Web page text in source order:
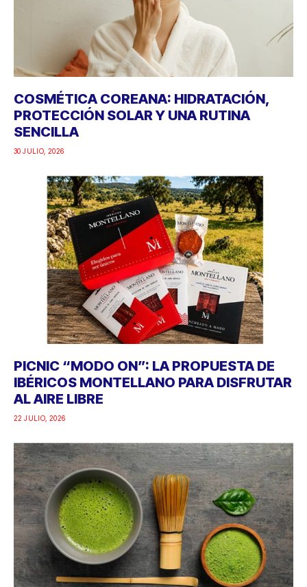
COSMÉTICA COREANA: HIDRATACIÓN,
PROTECCIÓN SOLAR Y UNA RUTINA
SENCILLA
30 JULIO, 2026
PICNIC “MODO ON”: LA PROPUESTA DE
IBÉRICOS MONTELLANO PARA DISFRUTAR
AL AIRE LIBRE
22 JULIO, 2026